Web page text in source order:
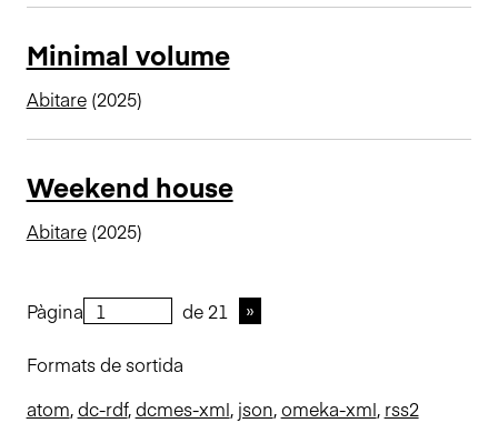
Minimal volume
Abitare(2025)
Weekend house
Abitare(2025)
Pàgina de 21
Formats de sortida
atom,dc-rdf,dcmes-xml, json,omeka-xml, rss2